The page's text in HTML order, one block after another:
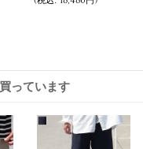
っています